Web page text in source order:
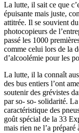
La lutte, il sait ce que
épuisante mais juste,
attitrée. Il se souvient
photocopieurs de
passé les 1000
comme celui lors de la
d’alcoolémie pour les
La lutte, il la connaît
des bus entiers l’ont
soutenir des grévistes
par so- so- solidarité.
caractéristique des
goût spécial de la 33
mais rien ne l’a préparé